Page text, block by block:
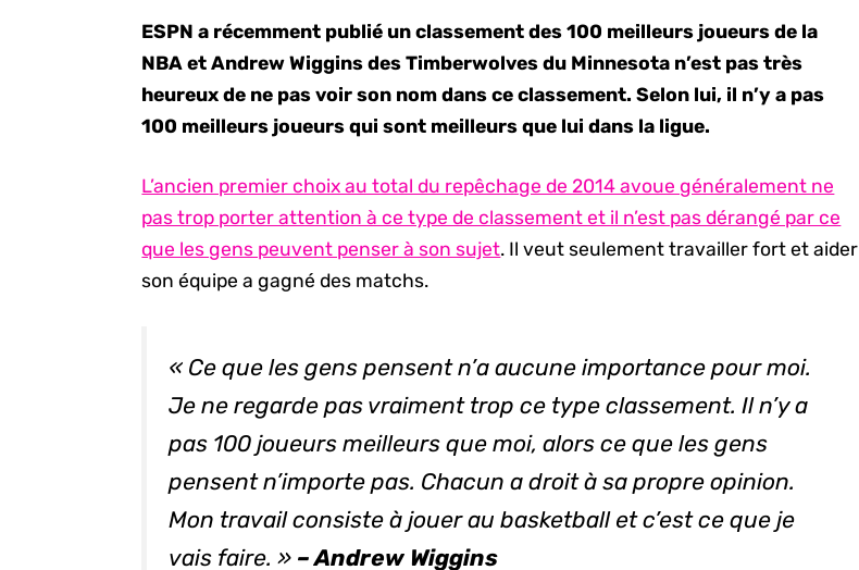
ESPN a récemment publié un classement des 100 meilleurs joueurs de la
NBA et Andrew Wiggins des Timberwolves du Minnesota n’est pas très
heureux de ne pas voir son nom dans ce classement. Selon lui, il n’y a pas
100 meilleurs joueurs qui sont meilleurs que lui dans la ligue.
L’ancien premier choix au total du repêchage de 2014 avoue généralement ne
pas trop porter attention à ce type de classement et il n’est pas dérangé par ce
que les gens peuvent penser à son sujet. Il veut seulement travailler fort et aider
son équipe a gagné des matchs.
« Ce que les gens pensent n’a aucune importance pour moi.
Je ne regarde pas vraiment trop ce type classement. Il n’y a
pas 100 joueurs meilleurs que moi, alors ce que les gens
pensent n’importe pas. Chacun a droit à sa propre opinion.
Mon travail consiste à jouer au basketball et c’est ce que je
vais faire. » – Andrew Wiggins